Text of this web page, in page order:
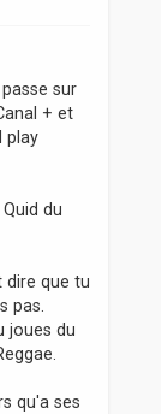
sur
+ et
play
du
dire que tu
pas.
joues du
qu'a ses